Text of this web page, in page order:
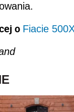
o Fiacie